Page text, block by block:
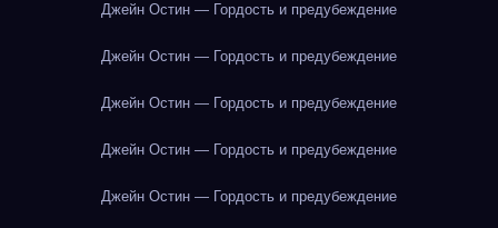
Джейн Остин — Гордость и предубеждение
Джейн Остин — Гордость и предубеждение
Джейн Остин — Гордость и предубеждение
Джейн Остин — Гордость и предубеждение
Джейн Остин — Гордость и предубеждение